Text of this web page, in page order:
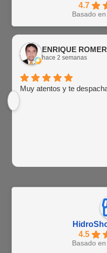
4.7
Basado
ENRIQUE
hace 2 semanas
Muy atentos y te
4.5
Basado